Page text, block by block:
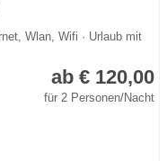
Wlan, Wifi · Urlaub mit
ab € 120,00
für 2 Personen/Nacht